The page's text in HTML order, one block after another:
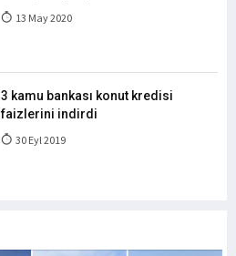
13 May 2020
3 kamu bankası konut kredisi
faizlerini indirdi
30 Eyl 2019